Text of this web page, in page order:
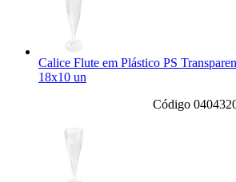
Calice Flute em Plástico PS
18x10 un
Código